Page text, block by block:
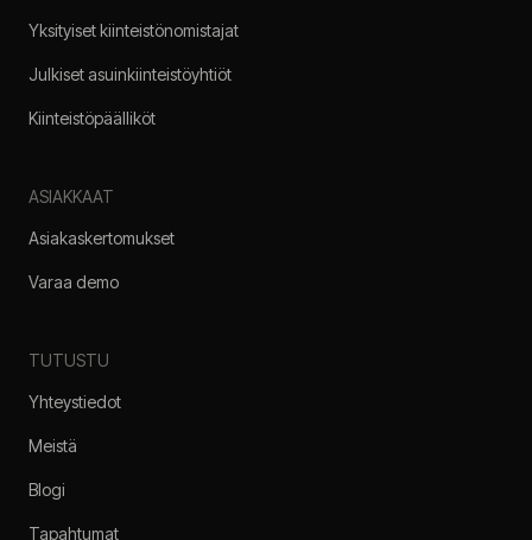
Yksityiset kiinteistönomistajat
Julkiset asuinkiinteistöyhtiöt
Kiinteistöpäälliköt
ASIAKKAAT
Asiakaskertomukset
Varaa demo
TUTUSTU
Yhteystiedot
Meistä
Blogi
Tapahtumat